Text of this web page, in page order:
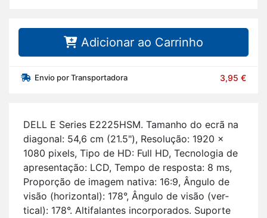
Adicionar ao Carrinho
Envio por Transportadora 3,95 €
DELL E Se­ries E2225HSM. Ta­manho do ecrã na
di­a­gonal: 54,6 cm (21.5"), Re­so­lução: 1920 x
1080 pi­xels, Tipo de HD: Full HD, Tec­no­logia de
apre­sen­tação: LCD, Tempo de res­posta: 8 ms,
Pro­porção de imagem na­tiva: 16:9, Ân­gulo de
visão (ho­ri­zontal): 178°, Ân­gulo de visão (ver­
tical): 178°. Al­ti­fa­lantes in­cor­po­rados. Su­porte